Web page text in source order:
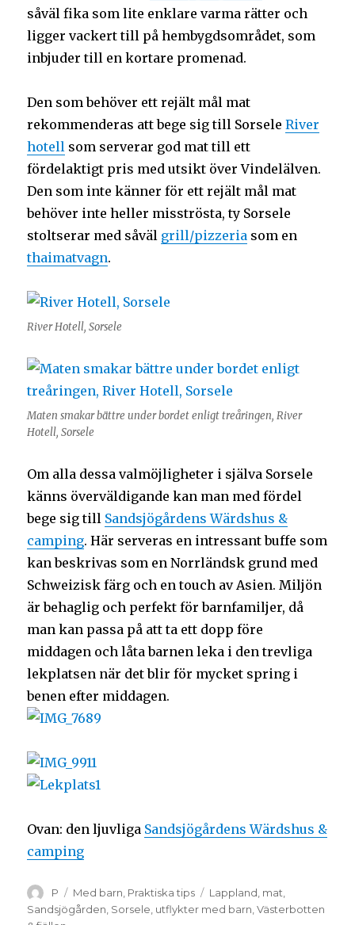
såväl fika som lite enklare varma rätter och
ligger vackert till på hembygdsområdet, som
inbjuder till en kortare promenad.
Den som behöver ett rejält mål mat
rekommenderas att bege sig till SorseleRiver
hotell som serverar god mat till ett
fördelaktigt pris med utsikt över Vindelälven.
Den som inte känner för ett rejält mål mat
behöver inte heller misströsta, ty Sorsele
stoltserar med såväl grill/pizzeria som en
thaimatvagn.
River Hotell, Sorsele
Maten smakar bättre under bordet enligt treåringen, River
Hotell, Sorsele
Om alla dessa valmöjligheter i själva Sorsele
känns överväldigande kan man med fördel
bege sig till Sandsjögårdens Wärdshus &
camping. Här serveras en intressant buffe som
kan beskrivas som en Norrländsk grund med
Schweizisk färg och en touch av Asien. Miljön
är behaglig och perfekt för barnfamiljer, då
man kan passa på att ta ett dopp före
middagen och låta barnen leka i den trevliga
lekplatsen när det blir för mycket spring i
benen efter middagen.
Ovan: den ljuvliga Sandsjögårdens Wärdshus &
camping
P Med barn Praktiska tips Lappland mat
Sandsjögården Sorsele utflykter med barn ,Västerbotten